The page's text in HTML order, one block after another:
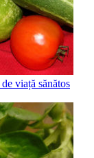
viață sănătos